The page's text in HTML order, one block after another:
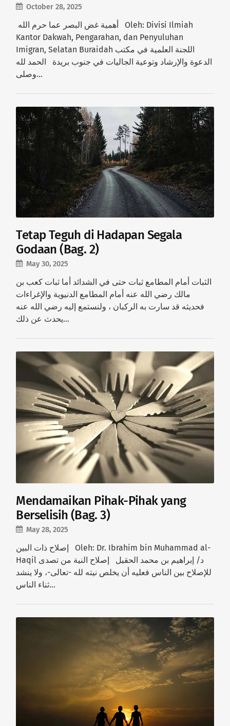
October 28, 2025
Kantor Dakwah, Pengarahan, dan Penyuluhan
Imigran, Selatan Buraidah اللجنة العلمية في مكتب
الدعوة والإرشاد وتوعية الجاليات في جنوب بريدة الحمد لله
وصلى…
Tetap Teguh di Hadapan Segala
Godaan (Bag. 2)
May 30, 2025
الثبات أمام المطامع ثبات حتى في الشدائد أما ثبات كعب بن
مالك رضي الله عنه أمام المطامع الدنيوية والإغراءات
فحديثه قد سارت به الركبان ، ولنستمع إليه رضي الله عنه
يحدث عن ذلك…
Mendamaikan Pihak-Pihak yang
Berselisih (Bag. 3)
May 28, 2025
إصلاح ذات البين Oleh: Dr. Ibrahim bin Muhammad al-
Haqil د/ إبراهيم بن محمد الحقيل إصلاح النية من تصدى
للإصلاح بين الناس فعليه أن يخلص نيته لله -تعالى-، ولا ينشد
ثناء الناس…